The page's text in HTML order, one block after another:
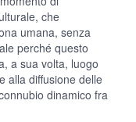
che
umana, senza
perché questo
a sua volta, luogo
alla diffusione delle
dinamico fra